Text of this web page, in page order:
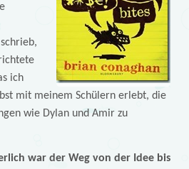
ich
mit meinem Schülern erlebt, die
wie Dylan und Amir zu
war der Weg von der Idee bis